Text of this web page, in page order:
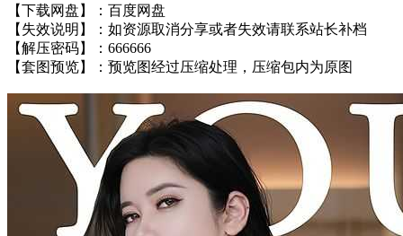
【下载网盘】：百度网盘
【失效说明】：如资源取消分享或者失效请联系站长补档
【解压密码】：666666
【套图预览】：预览图经过压缩处理，压缩包内为原图